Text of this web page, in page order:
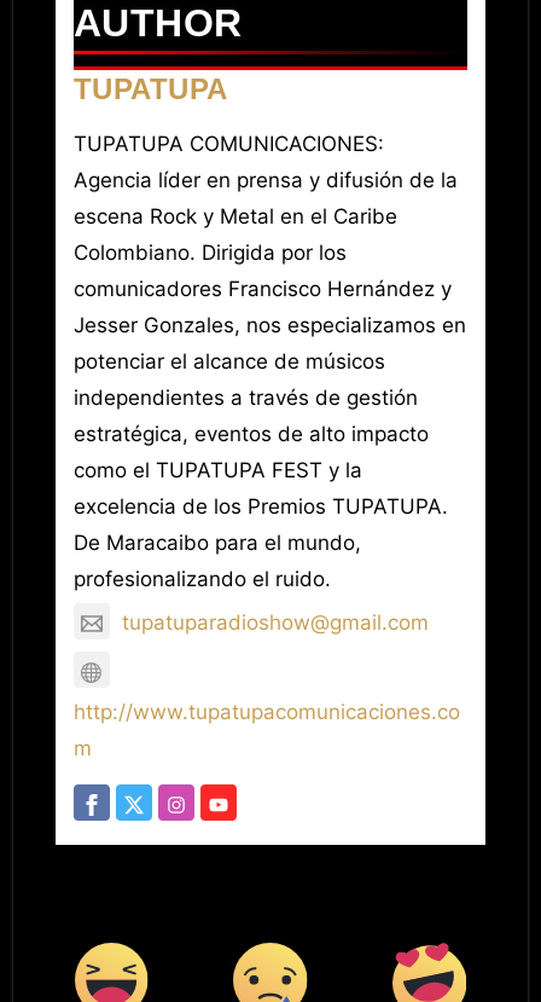
AUTHOR
TUPATUPA
TUPATUPA COMUNICACIONES:
Agencia líder en prensa y difusión de la
escena Rock y Metal en el Caribe
Colombiano. Dirigida por los
comunicadores Francisco Hernández y
Jesser Gonzales, nos especializamos en
potenciar el alcance de músicos
independientes a través de gestión
estratégica, eventos de alto impacto
como el TUPATUPA FEST y la
excelencia de los Premios TUPATUPA.
De Maracaibo para el mundo,
profesionalizando el ruido.
tupatuparadioshow@gmail.com
http://www.tupatupacomunicaciones.co
m